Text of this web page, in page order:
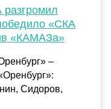
«СКА
«КАМАЗа»
–
Сидоров,